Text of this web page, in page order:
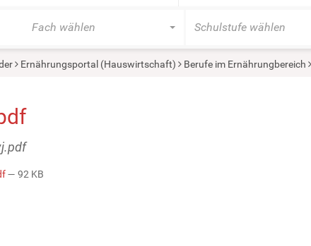
Fach wählen Schulstufe wählen
Ernährungsportal (Hauswirtschaft) Berufe im Ernährungbereich
— 92 KB